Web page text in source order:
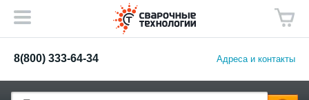
8(800) 333-64-34 Адреса и контакты